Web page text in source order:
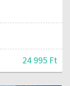
24 995 Ft